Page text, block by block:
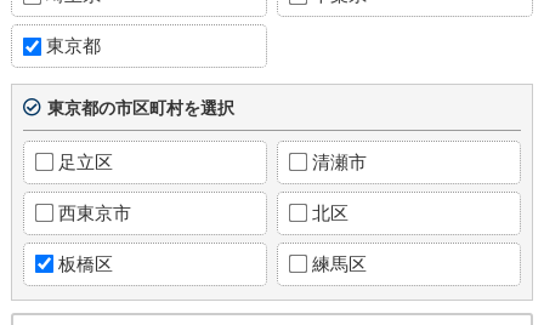
東京都
東京都の市区町村を選択
足立区 清瀬市
西東京市 北区
板橋区 練馬区